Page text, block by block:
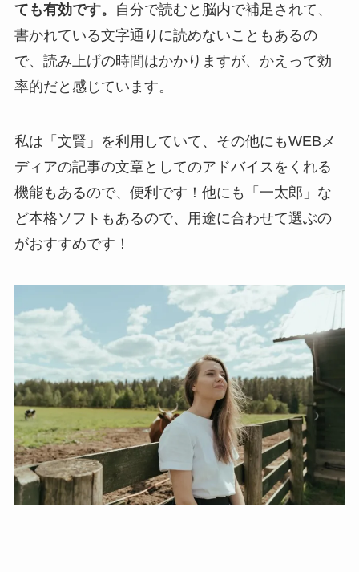
ても有効です。
自分で読むと脳内で補足されて、
書かれている文字通りに読めないこともあるの
で、読み上げの時間はかかりますが、かえって効
率的だと感じています。
私は「文賢」を利用していて、その他にもWEBメ
ディアの記事の文章としてのアドバイスをくれる
機能もあるので、便利です！他にも「一太郎」な
ど本格ソフトもあるので、用途に合わせて選ぶの
がおすすめです！